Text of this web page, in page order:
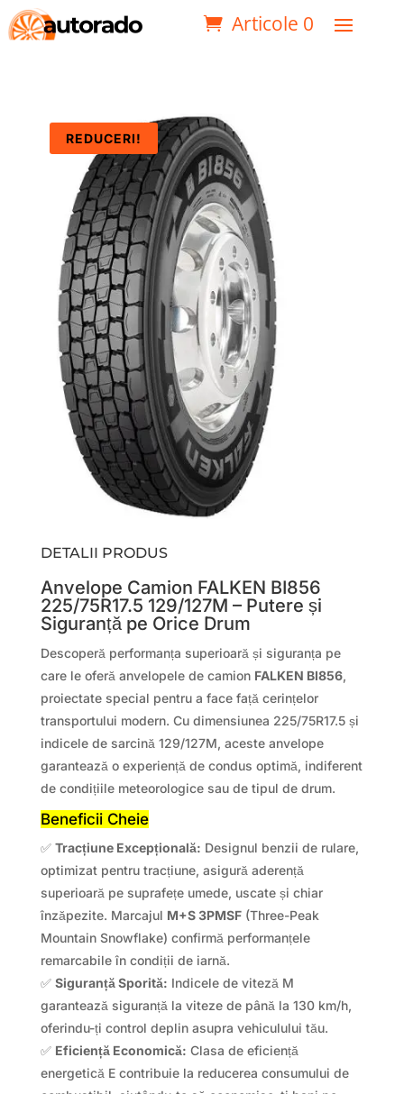
Articole 0
REDUCERI!
DETALII PRODUS
Anvelope Camion FALKEN BI856
225/75R17.5 129/127M – Putere și
Siguranță pe Orice Drum
Descoperă performanța superioară și siguranța pe
care le oferă anvelopele de camion FALKEN BI856,
proiectate special pentru a face față cerințelor
transportului modern. Cu dimensiunea 225/75R17.5 și
indicele de sarcină 129/127M, aceste anvelope
garantează o experiență de condus optimă, indiferent
de condițiile meteorologice sau de tipul de drum.
Beneficii Cheie
✅ Tracțiune Excepțională: Designul benzii de rulare,
optimizat pentru tracțiune, asigură aderență
superioară pe suprafețe umede, uscate și chiar
înzăpezite. Marcajul M+S 3PMSF(Three-Peak
Mountain Snowflake) confirmă performanțele
remarcabile în condiții de iarnă.
✅ Siguranță Sporită: Indicele de viteză M
garantează siguranță la viteze de până la 130 km/h,
oferindu-ți control deplin asupra vehiculului tău.
✅ Eficiență Economică: Clasa de eficiență
energetică E contribuie la reducerea consumului de